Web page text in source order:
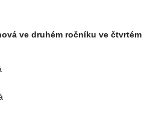
ve druhém ročníku ve čtvrtém